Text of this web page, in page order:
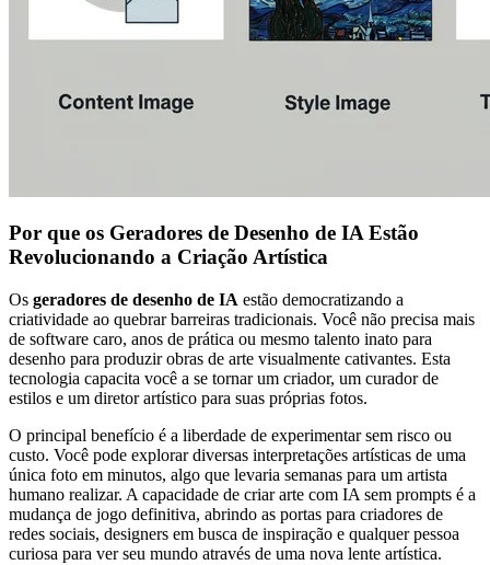
Por que os Geradores de Desenho de IA Estão
Revolucionando a Criação Artística
Os geradores de desenho de IA estão democratizando a
criatividade ao quebrar barreiras tradicionais. Você não precisa mais
de software caro, anos de prática ou mesmo talento inato para
desenho para produzir obras de arte visualmente cativantes. Esta
tecnologia capacita você a se tornar um criador, um curador de
estilos e um diretor artístico para suas próprias fotos.
O principal benefício é a liberdade de experimentar sem risco ou
custo. Você pode explorar diversas interpretações artísticas de uma
única foto em minutos, algo que levaria semanas para um artista
humano realizar. A capacidade de criar arte com IA sem prompts é a
mudança de jogo definitiva, abrindo as portas para criadores de
redes sociais, designers em busca de inspiração e qualquer pessoa
curiosa para ver seu mundo através de uma nova lente artística.